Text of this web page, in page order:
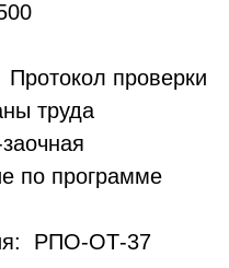
проверки
труда
по программе
РПО-ОТ-37